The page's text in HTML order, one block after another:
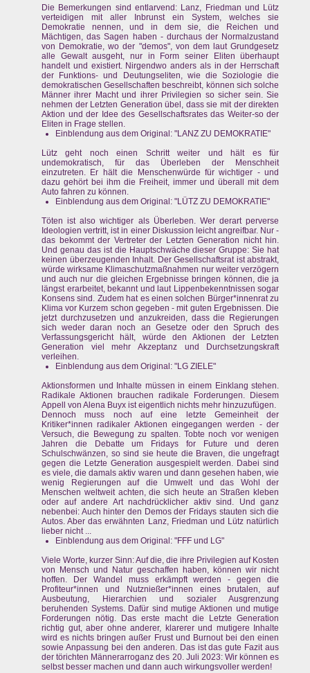
Die Bemerkungen sind entlarvend: Lanz, Friedman und Lütz
verteidigen mit aller Inbrunst ein System, welches sie
Demokratie nennen, und in dem sie, die Reichen und
Mächtigen, das Sagen haben - durchaus der Normalzustand
von Demokratie, wo der "demos", von dem laut Grundgesetz
alle Gewalt ausgeht, nur in Form seiner Eliten überhaupt
handelt und existiert. Nirgendwo anders als in der Herrschaft
der Funktions- und Deutungseliten, wie die Soziologie die
demokratischen Gesellschaften beschreibt, können sich solche
Männer ihrer Macht und ihrer Privilegien so sicher sein. Sie
nehmen der Letzten Generation übel, dass sie mit der direkten
Aktion und der Idee des Gesellschaftsrates das Weiter-so der
Eliten in Frage stellen.
Einblendung aus dem Original: "LANZ ZU DEMOKRATIE"
Lütz geht noch einen Schritt weiter und hält es für
undemokratisch, für das Überleben der Menschheit
einzutreten. Er hält die Menschenwürde für wichtiger - und
dazu gehört bei ihm die Freiheit, immer und überall mit dem
Auto fahren zu können.
Einblendung aus dem Original: "LÜTZ ZU DEMOKRATIE"
Töten ist also wichtiger als Überleben. Wer derart perverse
Ideologien vertritt, ist in einer Diskussion leicht angreifbar. Nur -
das bekommt der Vertreter der Letzten Generation nicht hin.
Und genau das ist die Hauptschwäche dieser Gruppe: Sie hat
keinen überzeugenden Inhalt. Der Gesellschaftsrat ist abstrakt,
würde wirksame Klimaschutzmaßnahmen nur weiter verzögern
und auch nur die gleichen Ergebnisse bringen können, die ja
längst erarbeitet, bekannt und laut Lippenbekenntnissen sogar
Konsens sind. Zudem hat es einen solchen Bürger*innenrat zu
Klima vor Kurzem schon gegeben - mit guten Ergebnissen. Die
jetzt durchzusetzen und anzukreiden, dass die Regierungen
sich weder daran noch an Gesetze oder den Spruch des
Verfassungsgericht hält, würde den Aktionen der Letzten
Generation viel mehr Akzeptanz und Durchsetzungskraft
verleihen.
Einblendung aus dem Original: "LG ZIELE"
Aktionsformen und Inhalte müssen in einem Einklang stehen.
Radikale Aktionen brauchen radikale Forderungen. Diesem
Appell von Alena Buyx ist eigentlich nichts mehr hinzuzufügen.
Dennoch muss noch auf eine letzte Gemeinheit der
Kritiker*innen radikaler Aktionen eingegangen werden - der
Versuch, die Bewegung zu spalten. Tobte noch vor wenigen
Jahren die Debatte um Fridays for Future und deren
Schulschwänzen, so sind sie heute die Braven, die ungefragt
gegen die Letzte Generation ausgespielt werden. Dabei sind
es viele, die damals aktiv waren und dann gesehen haben, wie
wenig Regierungen auf die Umwelt und das Wohl der
Menschen weltweit achten, die sich heute an Straßen kleben
oder auf andere Art nachdrücklicher aktiv sind. Und ganz
nebenbei: Auch hinter den Demos der Fridays stauten sich die
Autos. Aber das erwähnten Lanz, Friedman und Lütz natürlich
lieber nicht ...
Einblendung aus dem Original: "FFF und LG"
Viele Worte, kurzer Sinn: Auf die, die ihre Privilegien auf Kosten
von Mensch und Natur geschaffen haben, können wir nicht
hoffen. Der Wandel muss erkämpft werden - gegen die
Profiteur*innen und Nutznießer*innen eines brutalen, auf
Ausbeutung, Hierarchien und sozialer Ausgrenzung
beruhenden Systems. Dafür sind mutige Aktionen und mutige
Forderungen nötig. Das erste macht die Letzte Generation
richtig gut, aber ohne anderer, klarerer und mutigere Inhalte
wird es nichts bringen außer Frust und Burnout bei den einen
sowie Anpassung bei den anderen. Das ist das gute Fazit aus
der törichten Männerarroganz des 20. Juli 2023: Wir können es
selbst besser machen und dann auch wirkungsvoller werden!